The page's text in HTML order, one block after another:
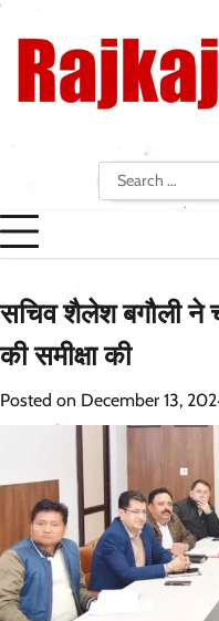
Skip
content
Search
for:
सचिव शैलेश बगौली ने
की समीक्षा की
Posted on December 13,